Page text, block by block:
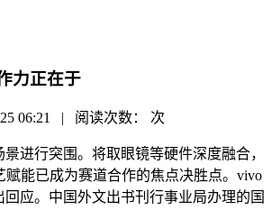
力正在于
06:21 | 阅读次数： 次
行突围。将取眼镜等硬件深度融合，
赋能已成为赛道合作的焦点决胜点。vivo
回应。中国外文出书刊行事业局办理的国